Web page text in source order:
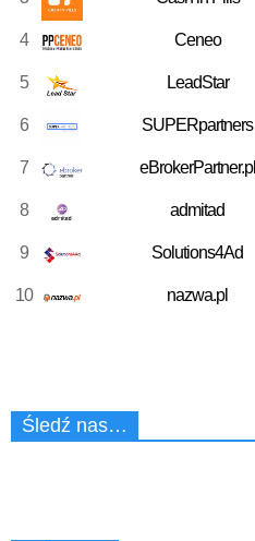
4 Ceneo
5 LeadStar
6 SUPERpartners
7 eBrokerPartner.pl
8 admitad
9 Solutions4Ad
10 nazwa.pl
Śledź nas…